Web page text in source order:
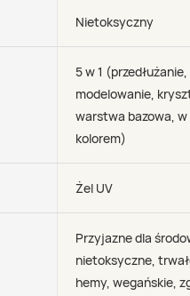
Nietoksyczny
5 w 1 (przedłużanie,
modelowanie,
warstwa bazowa,
kolorem)
Żel UV
Przyjazne dla
nietoksyczne,
hemy, wegańskie,